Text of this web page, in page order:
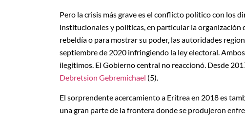
Pero la crisis más grave es el conflicto político con los
institucionales y políticas, en particular la organización
rebeldía o para mostrar su poder, las autoridades
septiembre de 2020 infringiendo la ley electoral.
ilegítimos. El Gobierno central no reaccionó. Desde
Debretsion Gebremichael (5).
El sorprendente acercamiento a Eritrea en 2018 es
una gran parte de la frontera donde se produjeron